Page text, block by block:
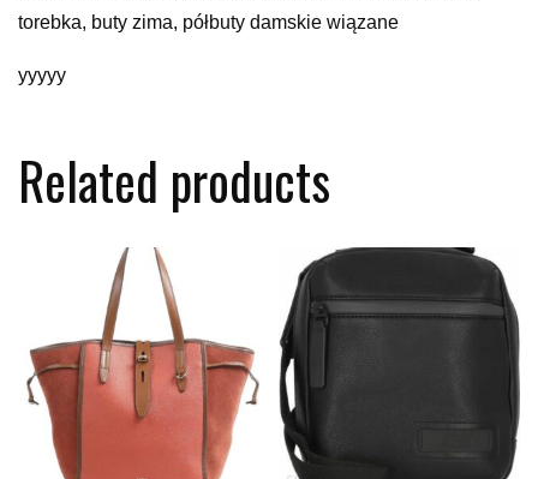
torebka, buty zima, półbuty damskie wiązane
yyyyy
Related products